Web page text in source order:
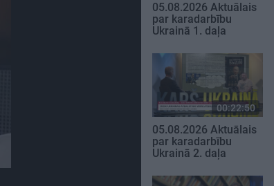
05.08.2026 Aktuālais
par karadarbību
Ukrainā 1. daļa
00:22:50
05.08.2026 Aktuālais
par karadarbību
Ukrainā 2. daļa